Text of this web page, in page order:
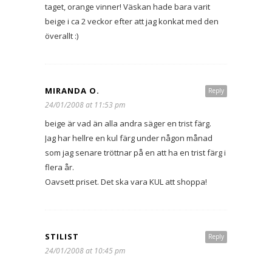
taget, orange vinner! Väskan hade bara varit
beige i ca 2 veckor efter att jag konkat med den
överallt :)
Reply
MIRANDA O.
24/01/2008 at 11:53 pm
beige är vad än alla andra säger en trist färg.
Jag har hellre en kul färg under någon månad
som jag senare tröttnar på en att ha en trist färg i
flera år.
Oavsett priset. Det ska vara KUL att shoppa!
Reply
STILIST
24/01/2008 at 10:45 pm